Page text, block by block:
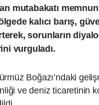
mutabakatı
kalıcı barış,
sorunların
vurguladı.
Boğazı’ndaki
ve deniz ticaretinin